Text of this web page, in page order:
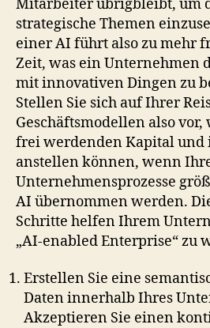
Mitarbeiter übrigbleibt, um
strategische Themen
einer AI führt also zu mehr
Zeit, was ein Unternehmen
mit innovativen Dingen zu
Stellen Sie sich auf Ihrer
Geschäftsmodellen also vor,
frei werdenden Kapital
anstellen können, wenn
Unternehmensprozesse
AI übernommen werden.
Schritte helfen Ihrem
„AI-enabled Enterprise“ zu
Erstellen Sie eine
Daten innerhalb Ihres
Akzeptieren Sie einen